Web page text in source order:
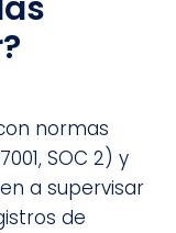
normas
SOC 2) y
a supervisar
de